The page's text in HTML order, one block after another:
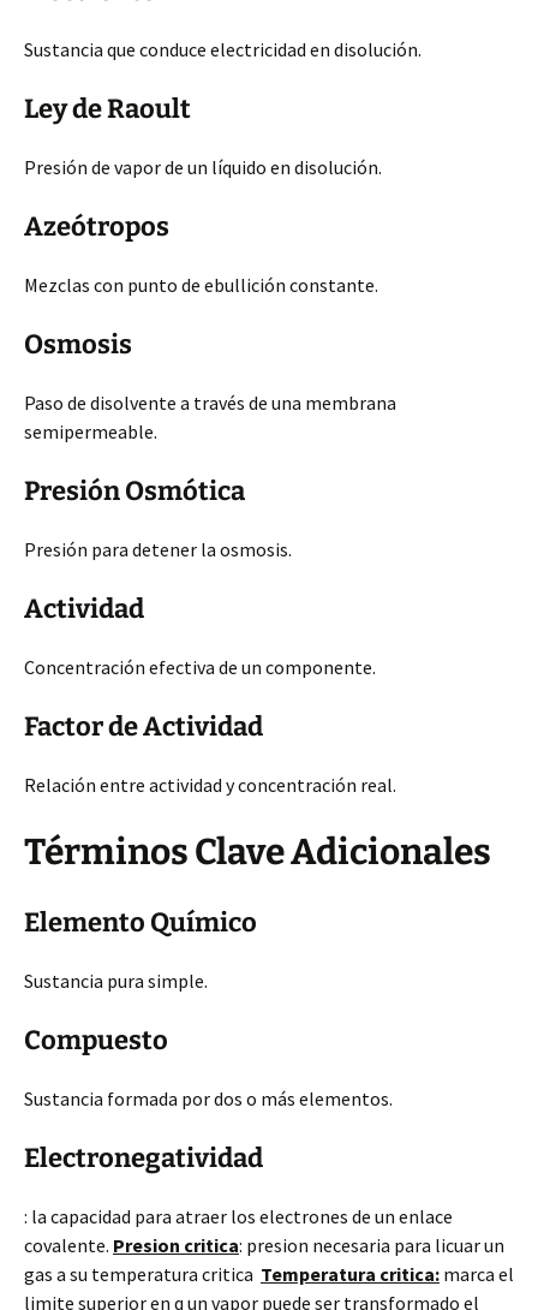
Sustancia que conduce electricidad en disolución.
Ley de Raoult
Presión de vapor de un líquido en disolución.
Azeótropos
Mezclas con punto de ebullición constante.
Osmosis
Paso de disolvente a través de una membrana
semipermeable.
Presión Osmótica
Presión para detener la osmosis.
Actividad
Concentración efectiva de un componente.
Factor de Actividad
Relación entre actividad y concentración real.
Términos Clave Adicionales
Elemento Químico
Sustancia pura simple.
Compuesto
Sustancia formada por dos o más elementos.
Electronegatividad
: la capacidad para atraer los electrones de un enlace
covalente. Presion critica: presion necesaria para licuar un
gas a su temperatura critica Temperatura critica: marca el
limite superior en q un vapor puede ser transformado el